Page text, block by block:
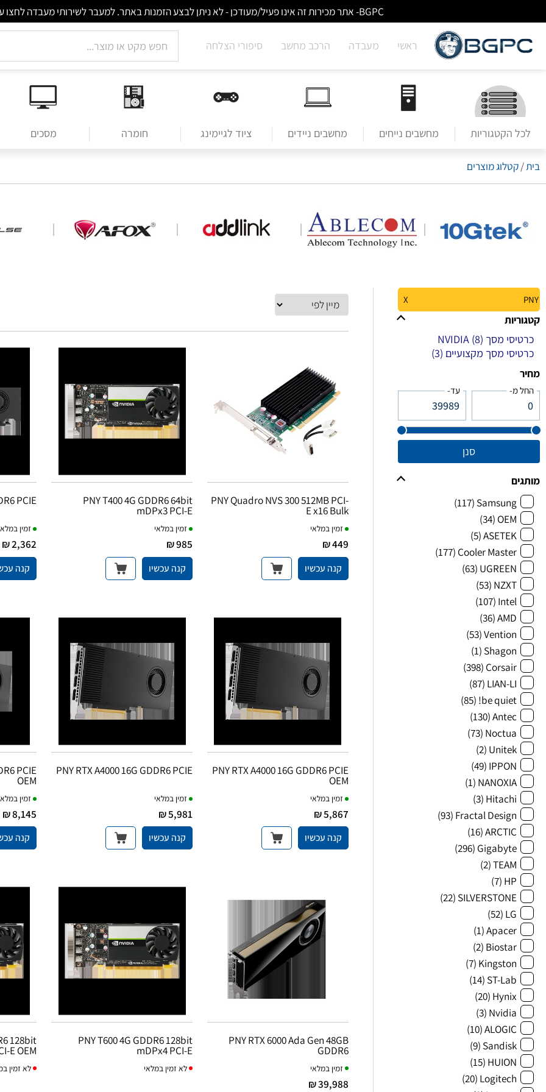
BGPC- אתר מכירות זה אינו פעיל/מעודכן - לא ניתן לבצע הזמנות באתר. למעבר לשירותי מעבדה לחצו על הבאנר הראשי בעמוד הבית.
ראשי מעבדה הרכב מחשב סיפורי הצלחה
לכל הקטגוריות מחשבים נייחים מחשבים ניידים ציוד לגיימינג חומרה מסכים
בית/קטלוג מוצרים
PNY
X
קטגוריות
כרטיסי מסך NVIDIA (8)
כרטיסי מסך מקצועיים (3)
מחיר
החל מ- עד-
סנן
מותגים
Samsung
(117)
OEM
(34)
ASETEK
(5)
Cooler Master
(177)
UGREEN
(63)
NZXT
(53)
Intel
(107)
AMD
(36)
Vention
(53)
Shagon
(1)
Corsair
(398)
LIAN-LI
(87)
be quiet!
(85)
Antec
(130)
Noctua
(73)
Unitek
(2)
IPPON
(49)
NANOXIA
(1)
Hitachi
(3)
Fractal Design
(93)
ARCTIC
(16)
Gigabyte
(296)
TEAM
(2)
HP
(7)
SILVERSTONE
(22)
LG
(52)
Apacer
(1)
Biostar
(2)
Kingston
(7)
ST-Lab
(14)
Hynix
(20)
Nvidia
(3)
ALOGIC
(10)
Sandisk
(9)
HUION
(15)
Logitech
(20)
PNY Quadro NVS 300 512MB PCI-
E x16 Bulk
זמין במלאי
449 ₪
קנה עכשיו
PNY T400 4G GDDR6 64bit
mDPx3 PCI-E
זמין במלאי
985 ₪
קנה עכשיו
PCIE
זמין
2,362 ₪
קנה
PNY RTX A4000 16G GDDR6 PCIE
OEM
זמין במלאי
5,867 ₪
קנה עכשיו
PNY RTX A4000 16G GDDR6 PCIE
זמין במלאי
5,981 ₪
קנה עכשיו
PCIE
OEM
זמין
8,145 ₪
קנה
PNY RTX 6000 Ada Gen 48GB
GDDR6
זמין במלאי
39,988 ₪
PNY T600 4G GDDR6 128bit
mDPx4 PCI-E
לאזמין במלאי
128bit
E OEM
לאזמין